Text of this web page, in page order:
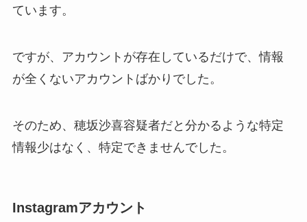
ています。
ですが、アカウントが存在しているだけで、情報
が全くないアカウントばかりでした。
そのため、穂坂沙喜容疑者だと分かるような特定
情報少はなく、特定できませんでした。
Instagramアカウント